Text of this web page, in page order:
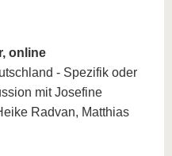
online
- Spezifik oder
mit Josefine
Radvan, Matthias